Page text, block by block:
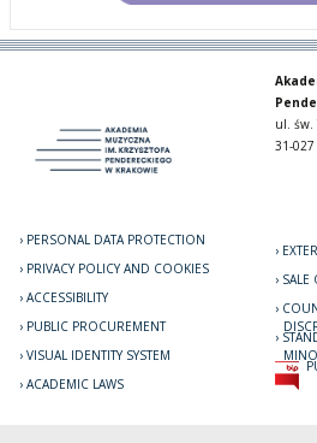
ul. św.
31-
PERSONAL DATA PROTECTION
PRIVACY POLICY AND COOKIES
ACCESSIBILITY
PUBLIC PROCUREMENT
VISUAL IDENTITY SYSTEM
ACADEMIC LAWS
SALE